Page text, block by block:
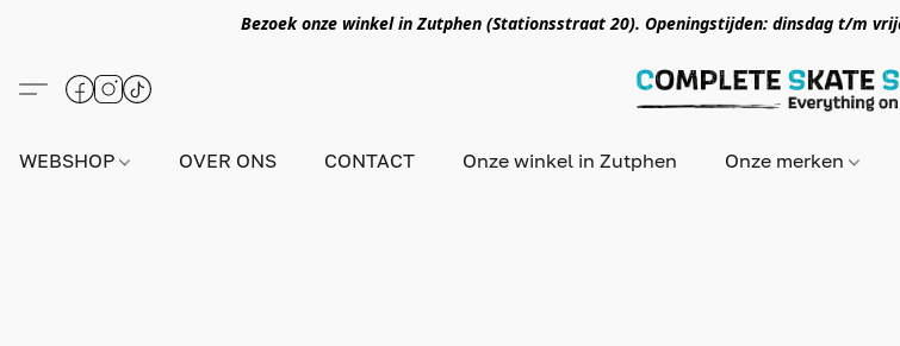
Bezoek onze winkel in Zutphen (Stationsstraat 20). Openingstijden: dinsdag t/m
WEBSHOP OVER ONS CONTACT Onze winkel in Zutphen Onze merken